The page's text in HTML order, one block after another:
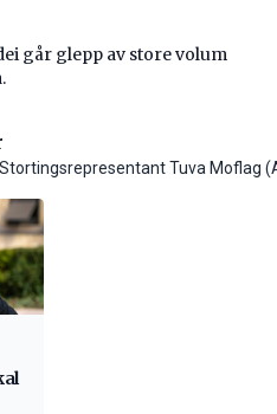
går glepp av store volum
Tuva Moflag